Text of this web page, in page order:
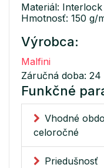
Materiál:
Hmotnosť: 150 g/
Výrobca:
Malfini
Záručná doba: 24
Funkčné
Vhodné
celoročné
Priedušnosť